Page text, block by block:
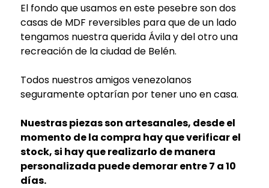
El fondo que usamos en este pesebre son dos
casas de MDF reversibles para que de un lado
tengamos nuestra querida Ávila y del otro una
recreación de la ciudad de Belén.
Todos nuestros amigos venezolanos
seguramente optarían por tener uno en casa.
Nuestras piezas son artesanales, desde el
momento de la compra hay que verificar el
stock, si hay que realizarlo de manera
personalizada puede demorar entre 7 a 10
días.